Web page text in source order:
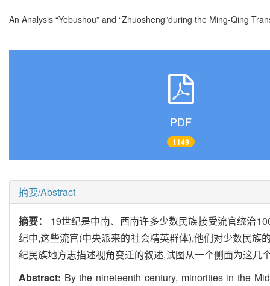
An Analysis “Yebushou” and “Zhuosheng”during the Ming-Qing
PDF
1149
摘要/Abstract
摘要： 19世纪是中南、西南许多少数民族接受流官统治
纪中,这些流官(中央派来的社会精英群体),他们对少数民
纪民族地方志描述视角变迁的叙述,试图从一个侧面为这几
Abstract: By the nineteenth century, minorities in the